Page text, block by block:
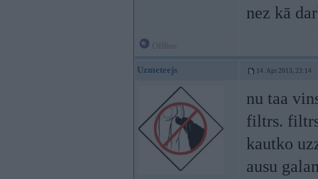
nez kā
Uzmeteejs 14. Apr 2013, 23:14
nu taa
filtrs.
kautko
ausu